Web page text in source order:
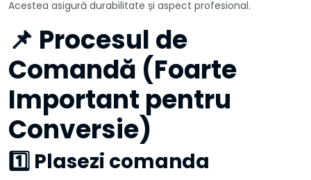
Acestea asigură durabilitate și aspect profesional.
📌 Procesul de
Comandă (Foarte
Important pentru
Conversie)
1️⃣ Plasezi comanda